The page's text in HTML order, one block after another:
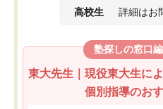
高校生 詳細はお
塾探しの窓口
東大先生｜現役東大生に
個別指導のお